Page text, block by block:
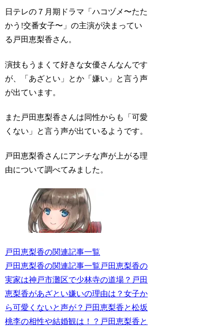
日テレの７月期ドラマ「ハコヅメ〜たた
かう!交番女子〜」の主演が決まってい
る戸田恵梨香さん。
演技もうまくて好きな女優さんなんです
が、「あざとい」とか「嫌い」と言う声
が出ています。
また戸田恵梨香さんは同性からも「可愛
くない」と言う声が出ているようです。
戸田恵梨香さんにアンチな声が上がる理
由について調べてみました。
戸田恵梨香の関連記事一覧
戸田恵梨香の関連記事一覧戸田恵梨香の
実家は神戸市灘区で少林寺の道場？戸田
恵梨香があざとい嫌いの理由は？女子か
ら可愛くないと声が？戸田恵梨香と松坂
桃李の相性や結婚観は！？戸田恵梨香と